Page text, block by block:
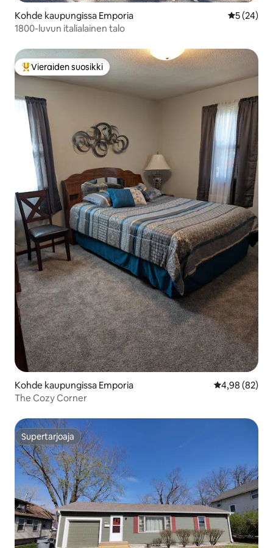
Kohde kaupungissa Emporia
5 (24)
1800-luvun italialainen talo
Vieraiden suosikkien parhaimmistoa
Vieraiden suosikki
Kohde kaupungissa Emporia
4,98 (82)
The Cozy Corner
Supertarjoaja
Supertarjoaja